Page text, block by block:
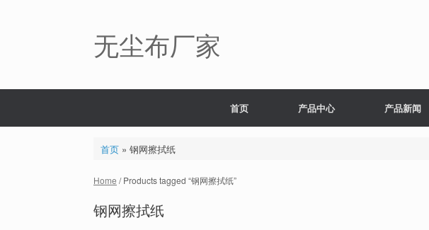
无尘布厂家
首页 产品中心 产品新闻
首页» 钢网擦拭纸
Home / Products tagged “钢网擦拭纸”
钢网擦拭纸